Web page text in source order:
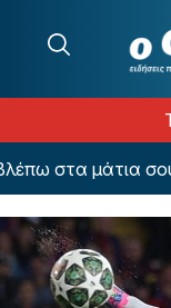
μάτια σου το